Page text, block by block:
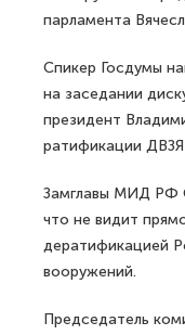
парламента
Спикер Госдумы
на заседании
президент
ратификации
Замглавы МИД РФ
что не видит
дератификацией
вооружений.
Председатель